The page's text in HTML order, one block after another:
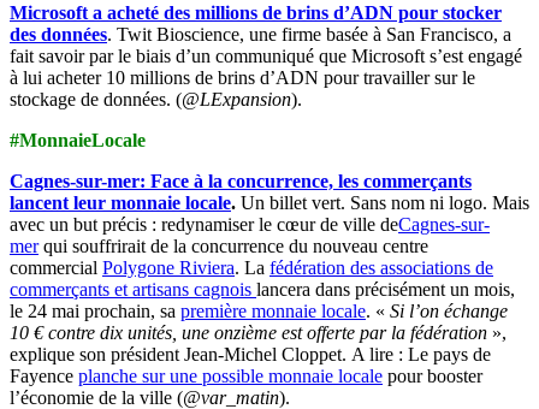
Microsoft a acheté des millions de brins d’ADN pour stocker
des données. Twit Bioscience, une firme basée à San Francisco, a
fait savoir par le biais d’un communiqué que Microsoft s’est engagé
à lui acheter 10 millions de brins d’ADN pour travailler sur le
stockage de données. (@LExpansion).
#MonnaieLocale
Cagnes-sur-mer: Face à la concurrence, les commerçants
lancent leur monnaie locale. Un billet vert. Sans nom ni logo. Mais
avec un but précis : redynamiser le cœur de ville deCagnes-sur-
merqui souffrirait de la concurrence du nouveau centre
commercial Polygone Riviera. La fédération des associations de
commerçants et artisans cagnois lancera dans précisément un mois,
le 24 mai prochain, sa première monnaie locale. « Si l’on échange
10 € contre dix unités, une onzième est offerte par la fédération »,
explique son président Jean-Michel Cloppet. A lire : Le pays de
Fayence planche sur une possible monnaie locale pour booster
l’économie de la ville (@var_matin).